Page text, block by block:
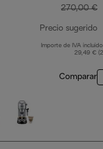
270,00 €
Precio sugerido
Importe de IVA
29,49 €
Comparar